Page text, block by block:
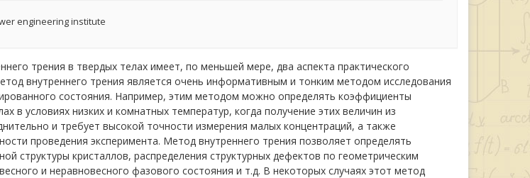
engineering institute
трения в твердых телах имеет, по меньшей мере, два аспекта практического
внутреннего трения является очень информативным и тонким методом исследования
состояния. Например, этим методом можно определять коэффициенты
в условиях низких и комнатных температур, когда получение этих величин из
и требует высокой точности измерения малых концентраций, а также
проведения эксперимента. Метод внутреннего трения позволяет определять
структуры кристаллов, распределения структурных дефектов по геометрическим
и неравновесного фазового состояния и т.д. В некоторых случаях этот метод